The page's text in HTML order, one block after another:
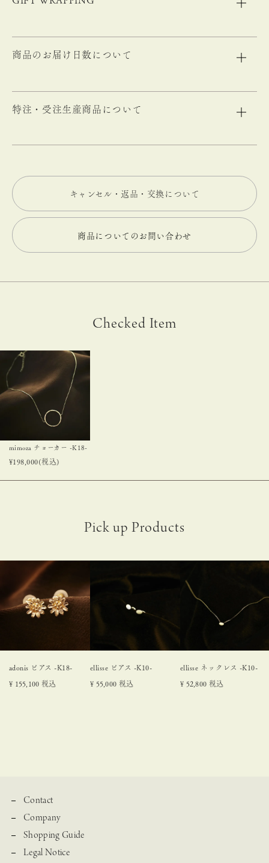
商品のお届け日数について
特注・受注生産商品について
キャンセル・返品・交換について
商品についてのお問い合わせ
Checked Item
mimoza チョーカー -K18-
¥198,000(税込)
adonis ピアス -K18-
¥ 155,100 税込
ellisse ピアス -K10-
¥ 55,000 税込
ellisse ネックレス -K10-
¥ 52,800 税込
Contact
Company
Shopping Guide
Legal Notice